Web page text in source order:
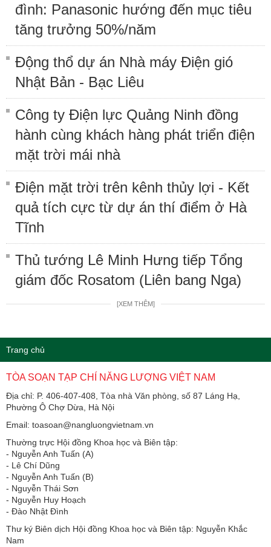
đình: Panasonic hướng đến mục tiêu
tăng trưởng 50%/năm
Động thổ dự án Nhà máy Điện gió
Nhật Bản - Bạc Liêu
Công ty Điện lực Quảng Ninh đồng
hành cùng khách hàng phát triển điện
mặt trời mái nhà
Điện mặt trời trên kênh thủy lợi - Kết
quả tích cực từ dự án thí điểm ở Hà
Tĩnh
Thủ tướng Lê Minh Hưng tiếp Tổng
giám đốc Rosatom (Liên bang Nga)
[XEM THÊM]
Trang chủ
TÒA SOẠN TẠP CHÍ NĂNG LƯỢNG VIỆT NAM
Địa chỉ: P. 406-407-408, Tòa nhà Văn phòng, số 87 Láng Hạ,
Phường Ô Chợ Dừa, Hà Nội
Email: toasoan@nangluongvietnam.vn
Thường trực Hội đồng Khoa học và Biên tập:
​​​​​​- Nguyễn Anh Tuấn (A)
- Lê Chí Dũng
- Nguyễn Anh Tuấn (B)
- Nguyễn Thái Sơn
- Nguyễn Huy Hoạch
- Đào Nhật Đình
Thư ký Biên dịch Hội đồng Khoa học và Biên tập: Nguyễn Khắc
Nam